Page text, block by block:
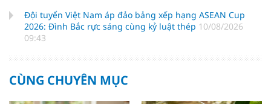
Đội tuyển Việt Nam áp đảo bảng xếp hạng ASEAN Cup
2026: Đình Bắc rực sáng cùng kỷ luật thép 10/08/2026
09:43
CÙNG CHUYÊN MỤC